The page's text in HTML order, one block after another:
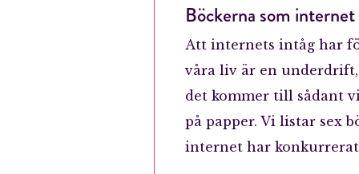
Böckerna som
Att internets intåg har
våra liv är en
det kommer till sådant
på papper. Vi listar sex
internet har